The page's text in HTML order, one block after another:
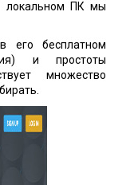
локальном ПК мы
его бесплатном
и простоты
множество